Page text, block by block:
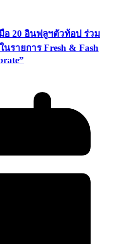
อ 20 อินฟลูฯตัวท้อป ร่วม
รายการ Fresh & Fash